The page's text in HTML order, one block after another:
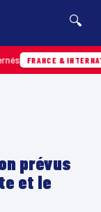
🔍
&
prévus
et le